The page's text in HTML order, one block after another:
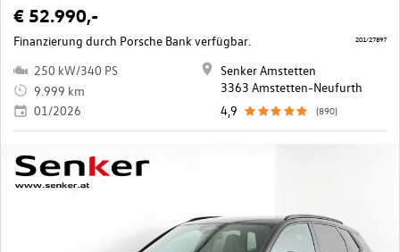
€ 52.990,-
Finanzierung durch Porsche Bank verfügbar.
250 kW/340 PS
9.999 km
01/2026
Senker Amstetten
3363 Amstetten-Neufurth
4,9
(890)
201/27897